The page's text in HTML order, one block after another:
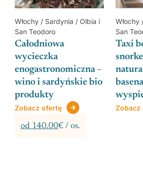
Włochy / Sardynia / Olbia i
San Teodoro
Całodniowa
wycieczka
enogastronomiczna –
wino i sardyńskie bio
produkty
Zobacz ofertę
od 140.00€ / os.
Włochy
San
Taxi
Zobacz